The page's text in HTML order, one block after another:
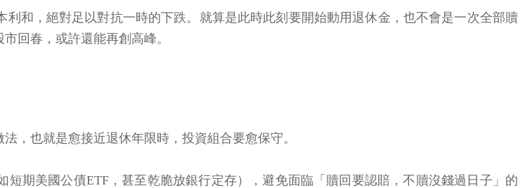
和，絕對足以對抗一時的下跌。就算是此時此刻要開始動用退休金，也不會是一次全部贖
回春，或許還能再創高峰。
，也就是愈接近退休年限時，投資組合要愈保守。
期美國公債ETF，甚至乾脆放銀行定存），避免面臨「贖回要認賠，不贖沒錢過日子」的